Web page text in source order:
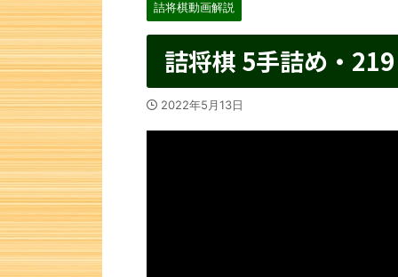
詰将棋動画解説
詰将棋 5手詰め・
2022年5月13日